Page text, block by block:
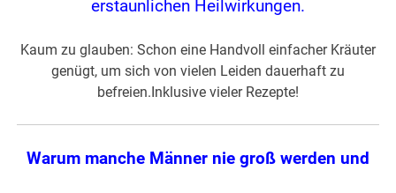
erstaunlichen Heilwirkungen.
Kaum zu glauben: Schon eine Handvoll einfacher Kräuter
genügt, um sich von vielen Leiden dauerhaft zu
befreien.Inklusive vieler Rezepte!
Warum manche Männer nie groß werden und